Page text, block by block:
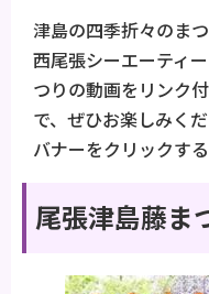
津島の四季折々のま
西尾張シーエーティ
つりの動画をリンク
で、ぜひお楽しみくだ
バナーをクリックす
尾張津島藤ま